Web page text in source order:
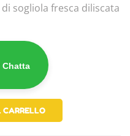
sogliola fresca diliscata
CARRELLO